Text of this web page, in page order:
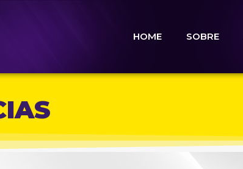
HOME SOBRE